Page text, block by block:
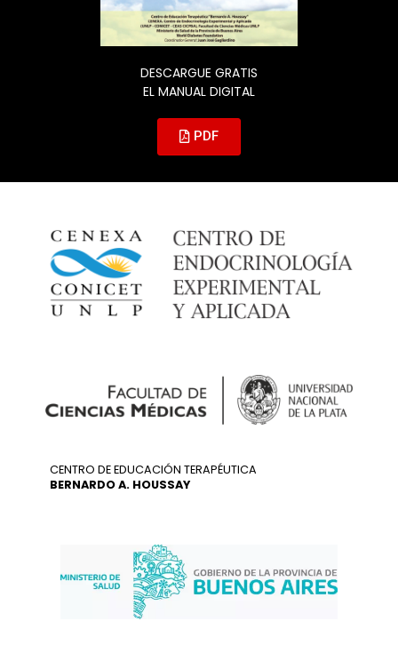
DESCARGUE GRATIS
EL MANUAL DIGITAL
PDF
CENTRO DE EDUCACIÓN TERAPÉUTICA
BERNARDO A. HOUSSAY